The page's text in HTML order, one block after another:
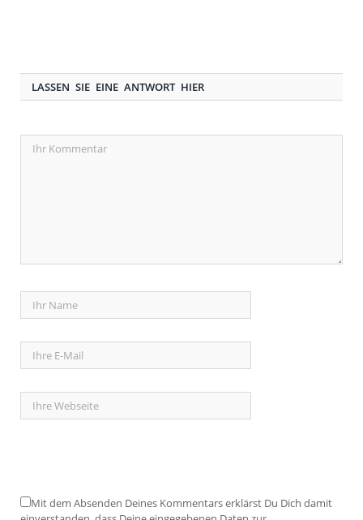
LASSEN SIE EINE ANTWORT HIER
Mit dem Absenden Deines Kommentars erklärst Du Dich damit